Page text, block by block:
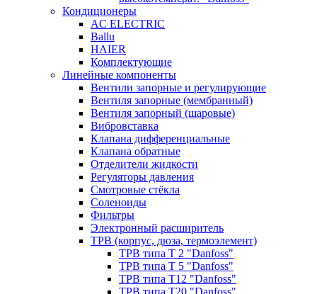
Кондиционеры
AC ELECTRIC
Ballu
HAIER
Комплектующие
Линейные компоненты
Вентили запорные и регулирующие
Вентиля запорные (мембранный)
Вентиля запорный (шаровые)
Вибровставка
Клапана дифференциальные
Клапана обратные
Отделители жидкости
Регуляторы давления
Смотровые стёкла
Соленоиды
Фильтры
Электронный расширитель
ТРВ (корпус, дюза, термоэлемент)
ТРВ типа Т 2 "Danfoss"
ТРВ типа Т 5 "Danfoss"
ТРВ типа Т12 "Danfoss"